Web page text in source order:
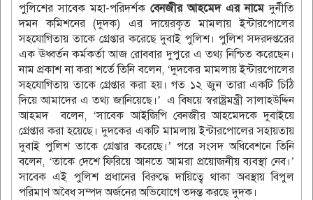
পুলিশের সাবেক মহা-পরিদর্শক বেনজীর আহমেদ এর নামেদুর্নীতি
দমন কমিশনের (দুদক) এর দায়েরকৃত মামলায় ইন্টারপোলের
সহযোগিতায় তাকে গ্রেপ্তার করেছে দুবাই পুলিশ। পুলিশ সদরদপ্তরের
এক ঊধ্বর্তন কর্মকর্তা আজ রোববার দুপুরে এ তথ্য নিশ্চিত করেছেন।
নাম প্রকাশ না করা শর্তে তিনি বলেন, ‘দুদকের মামলায় ইন্টারপোলের
সহযোগিতায় তাকে গ্রেপ্তার করা হয়। গত ১২ জুন তারা একটি চিঠি
দিয়ে আমাদের এ তথ্য জানিয়েছে।’ এ বিষয়ে স্বরাষ্ট্রমন্ত্রী সালাহউদ্দিন
আহমদ বলেন, ‘সাবেক আইজিপি বেনজীর আহমেদকে দুবাইয়ে
গ্রেপ্তার করা হয়েছে। দুদকের একটি মামলায় ইন্টারপোলের সহায়তায়
দুবাই পুলিশ তাকে গ্রেপ্তার করেছে।’ পরে সংসদ অধিবেশনে তিনি
বলেন, ‘তাকে দেশে ফিরিয়ে আনতে আমরা প্রয়োজনীয় ব্যবস্থা নেব।’
সাবেক এই পুলিশ প্রধানের বিরুদ্ধে দায়িত্বে থাকা অবস্থায় বিপুল
পরিমাণ অবৈধ সম্পদ অর্জনের অভিযোগে তদন্ত করছে দুদক।